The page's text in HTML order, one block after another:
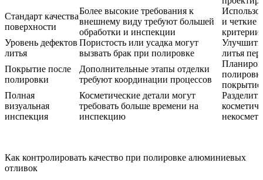
Стандарт качества
поверхности
Более высокие требования к
внешнему виду требуют большей
обработки и инспекции
и четкие
критерии
Уровень дефектов
литья
Пористость или усадка могут
вызвать брак при полировке
Улучшить
литья
Покрытие после
полировки
Дополнительные этапы отделки
требуют координации процессов
покрытие
Полная
визуальная
инспекция
Косметические детали могут
требовать больше времени на
инспекцию
Разделить
Как контролировать качество при полировке алюминиевых
отливок